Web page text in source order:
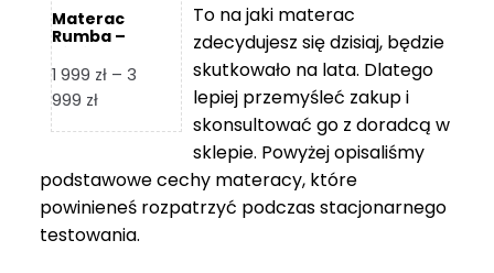
Materac
Rumba –
1 999 zł – 3
999 złZakres
1
999 zł
do
To na jaki materac
zdecydujesz się dzisiaj, będzie
skutkowało na lata. Dlatego
lepiej przemyśleć zakup i
skonsultować go z doradcą w
sklepie. Powyżej opisaliśmy
podstawowe cechy materacy, które
powinieneś rozpatrzyć podczas stacjonarnego
testowania.